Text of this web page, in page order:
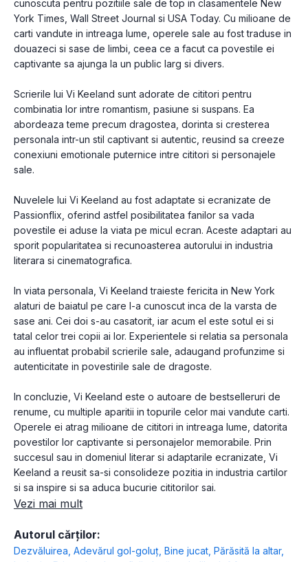
cunoscuta pentru pozitiile sale de top in clasamentele New
York Times, Wall Street Journal si USA Today. Cu milioane de
carti vandute in intreaga lume, operele sale au fost traduse in
douazeci si sase de limbi, ceea ce a facut ca povestile ei
captivante sa ajunga la un public larg si divers.
Scrierile lui Vi Keeland sunt adorate de cititori pentru
combinatia lor intre romantism, pasiune si suspans. Ea
abordeaza teme precum dragostea, dorinta si cresterea
personala intr-un stil captivant si autentic, reusind sa creeze
conexiuni emotionale puternice intre cititori si personajele
sale.
Nuvelele lui Vi Keeland au fost adaptate si ecranizate de
Passionflix, oferind astfel posibilitatea fanilor sa vada
povestile ei aduse la viata pe micul ecran. Aceste adaptari au
sporit popularitatea si recunoasterea autorului in industria
literara si cinematografica.
In viata personala, Vi Keeland traieste fericita in New York
alaturi de baiatul pe care l-a cunoscut inca de la varsta de
sase ani. Cei doi s-au casatorit, iar acum el este sotul ei si
tatal celor trei copii ai lor. Experientele si relatia sa personala
au influentat probabil scrierile sale, adaugand profunzime si
autenticitate in povestirile sale de dragoste.
In concluzie, Vi Keeland este o autoare de bestselleruri de
renume, cu multiple aparitii in topurile celor mai vandute carti.
Operele ei atrag milioane de cititori in intreaga lume, datorita
povestilor lor captivante si personajelor memorabile. Prin
succesul sau in domeniul literar si adaptarile ecranizate, Vi
Keeland a reusit sa-si consolideze pozitia in industria cartilor
si sa inspire si sa aduca bucurie cititorilor sai.
Vezi mai mult
Autorul cărților:
Dezvăluirea Adevărul gol-goluț Bine jucat Părăsită la altar,